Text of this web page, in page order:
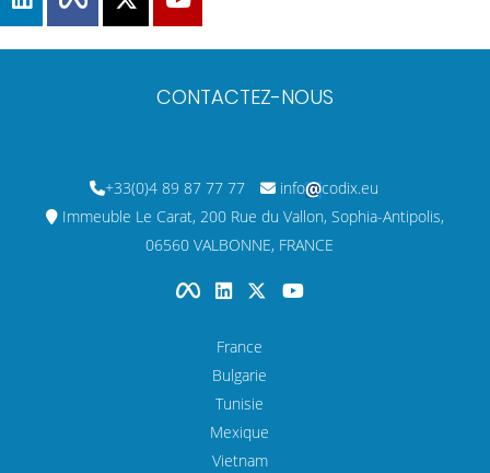
CONTACTEZ-NOUS
+33(0)4 89 87 77 77 info
codix.eu
Immeuble Le Carat, 200 Rue du Vallon, Sophia-Antipolis,
06560 VALBONNE, FRANCE
France
Bulgarie
Tunisie
Mexique
Vietnam